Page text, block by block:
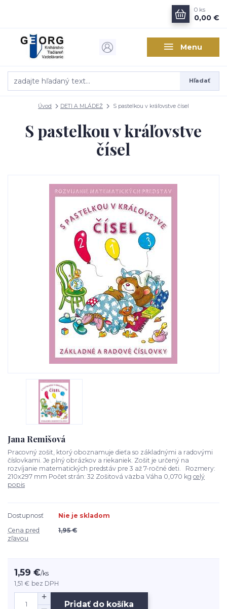
Menu
Hľadať
0 ks
0,00 €
Úvod DETI A MLÁDEŽ S pastelkou v kráľovstve čísel
S pastelkou v kráľovstve
čísel
Jana Remišová
Pracovný zošit, ktorý oboznamuje dieťa so základnými a radovými
číslovkami. Je plný obrázkov a riekaniek. Zošit je určený na
rozvíjanie matematických predstáv pre 3 až 7-ročné deti. Rozmery:
210x297 mm Počet strán: 32 Zošitová väzba Váha 0,070 kg celý
popis
Dostupnosť
Nie je skladom
Cena pred
zľavou
1,95 €
1,59 €/ks
1,51 € bez DPH
Pridať do košíka